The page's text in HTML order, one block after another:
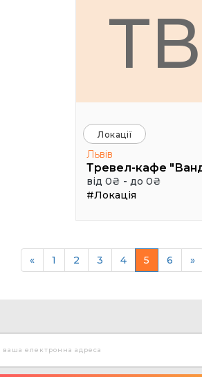
ТВ
Локації
Львів
від 0₴ - до 0₴
#Локація
« 1 2 3 4 5 6 »